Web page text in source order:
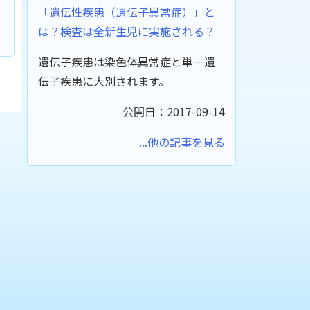
「遺伝性疾患（遺伝子異常症）」と
は？検査は全新生児に実施される？
遺伝子疾患は染色体異常症と単一遺
伝子疾患に大別されます。
公開日：2017-09-14
...他の記事を見る